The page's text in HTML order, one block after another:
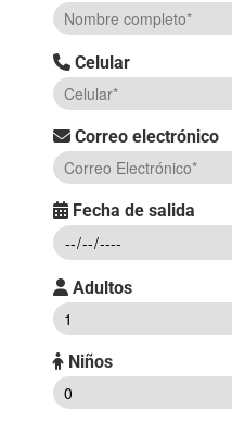
Celular
Correo electrónico
Fecha de salida
Adultos
Niños